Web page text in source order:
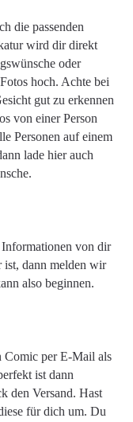
die passenden
wird dir direkt
oder
hoch. Achte bei
gut zu erkennen
von einer Person
Personen auf einem
lade hier auch
von dir
ist, dann melden wir
also beginnen.
Comic per E-Mail als
ist dann
den Versand. Hast
für dich um. Du